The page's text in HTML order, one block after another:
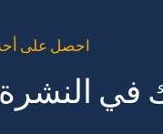
// احصل على
في النشرة